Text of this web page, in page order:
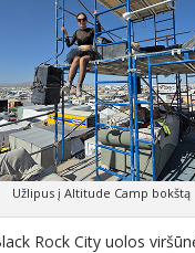
Užlipus į Altitude Camp bokštą
Rock City uolos